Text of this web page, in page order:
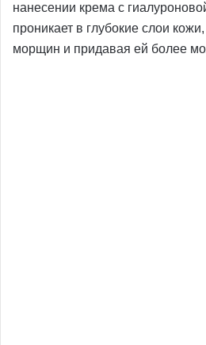
нанесении крема с
проникает в глубокие слои
морщин и придавая ей более